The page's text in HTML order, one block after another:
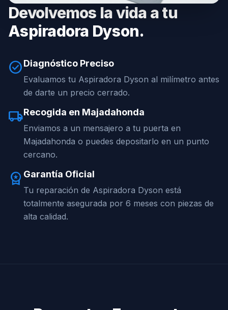
Devolvemos la vida a tu
Aspiradora Dyson.
check_circleDiagnóstico Preciso
Evaluamos tu Aspiradora Dyson al milímetro antes
de darte un precio cerrado.
local_shippingRecogida en Majadahonda
Enviamos a un mensajero a tu puerta en
Majadahonda o puedes depositarlo en un punto
cercano.
workspace_premium Garantía Oficial
Tu reparación de Aspiradora Dyson está
totalmente asegurada por 6 meses con piezas de
alta calidad.